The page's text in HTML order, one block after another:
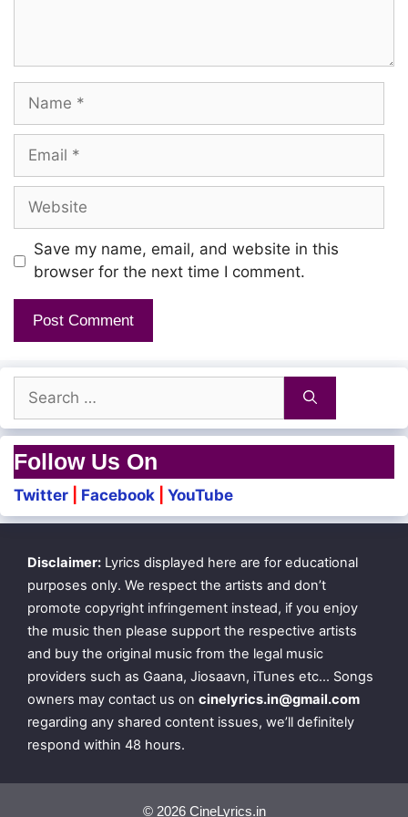
Thannaarae Naaray Nanne
Thannaarae Naaray Nanne
Thannaarae Thannaarae
Thannaarae Naaray Nanne
Thana Thannaarae Naaray Nanne
Bhoomikku Pudhusaaga Usuronnu Vara Pogudhu
Pudhu Usuronnu Vara Pogudhu
Engalukku Kula Saami
Eppodhum Neenga
Ungalaippol Per Eduppaan
Unga Pillai
Porandhida Venum
Ullangaiyyil
Naanga Vechhu Thaangiduvom
Vaanavillil Oonjal Katti
Aada Veppom
Name
Email
Website
Save my name, email, and website in this
browser for the next time I comment.
Search
for:
Follow Us On
Twitter Facebook YouTube
Disclaimer: Lyrics displayed here are for educational
purposes only. We respect the artists and don’t
promote copyright infringement instead, if you enjoy
the music then please support the respective artists
and buy the original music from the legal music
providers such as Gaana, Jiosaavn, iTunes etc… Songs
owners may contact us on cinelyrics.in@gmail.com
regarding any shared content issues, we’ll definitely
respond within 48 hours.
© 2026 CineLyrics.in